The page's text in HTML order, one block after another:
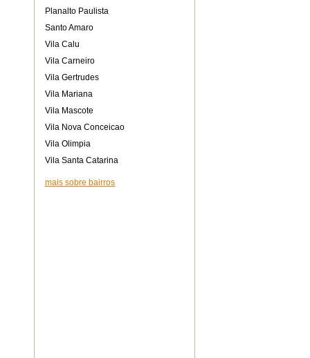
Planalto Paulista
Santo Amaro
Vila Calu
Vila Carneiro
Vila Gertrudes
Vila Mariana
Vila Mascote
Vila Nova Conceicao
Vila Olimpia
Vila Santa Catarina
mais sobre bairros